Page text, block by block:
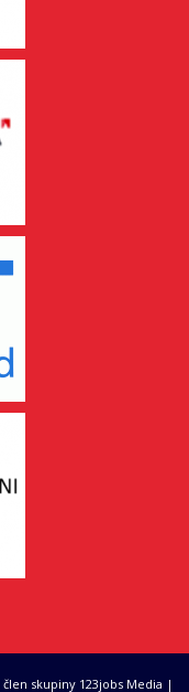
skupiny 123jobs Media |